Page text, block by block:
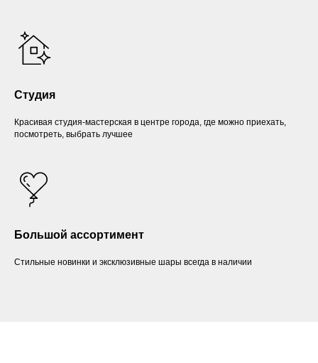
Студия
Красивая студия-мастерская в центре города, где можно приехать,
посмотреть, выбрать лучшее
Большой ассортимент
Стильные новинки и эксклюзивные шары всегда в наличии